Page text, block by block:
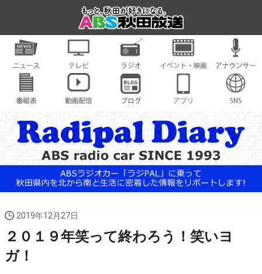
2019年12月27日
２０１９年笑って終わろう！笑いヨ
ガ！